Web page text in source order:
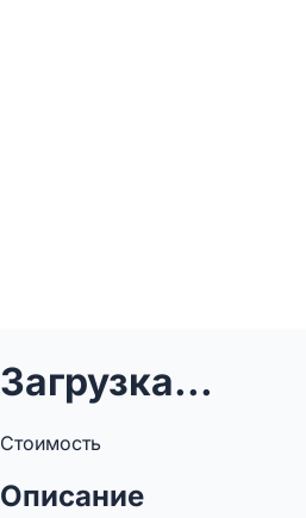
Загрузка...
Стоимость
Описание